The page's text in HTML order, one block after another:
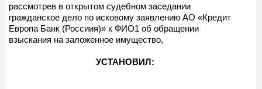
рассмотрев в открытом судебном заседании
гражданское дело по исковому заявлению АО «Кредит
Европа Банк (Россиия)» к ФИО1 об обращении
взыскания на заложенное имущество,
УСТАНОВИЛ: